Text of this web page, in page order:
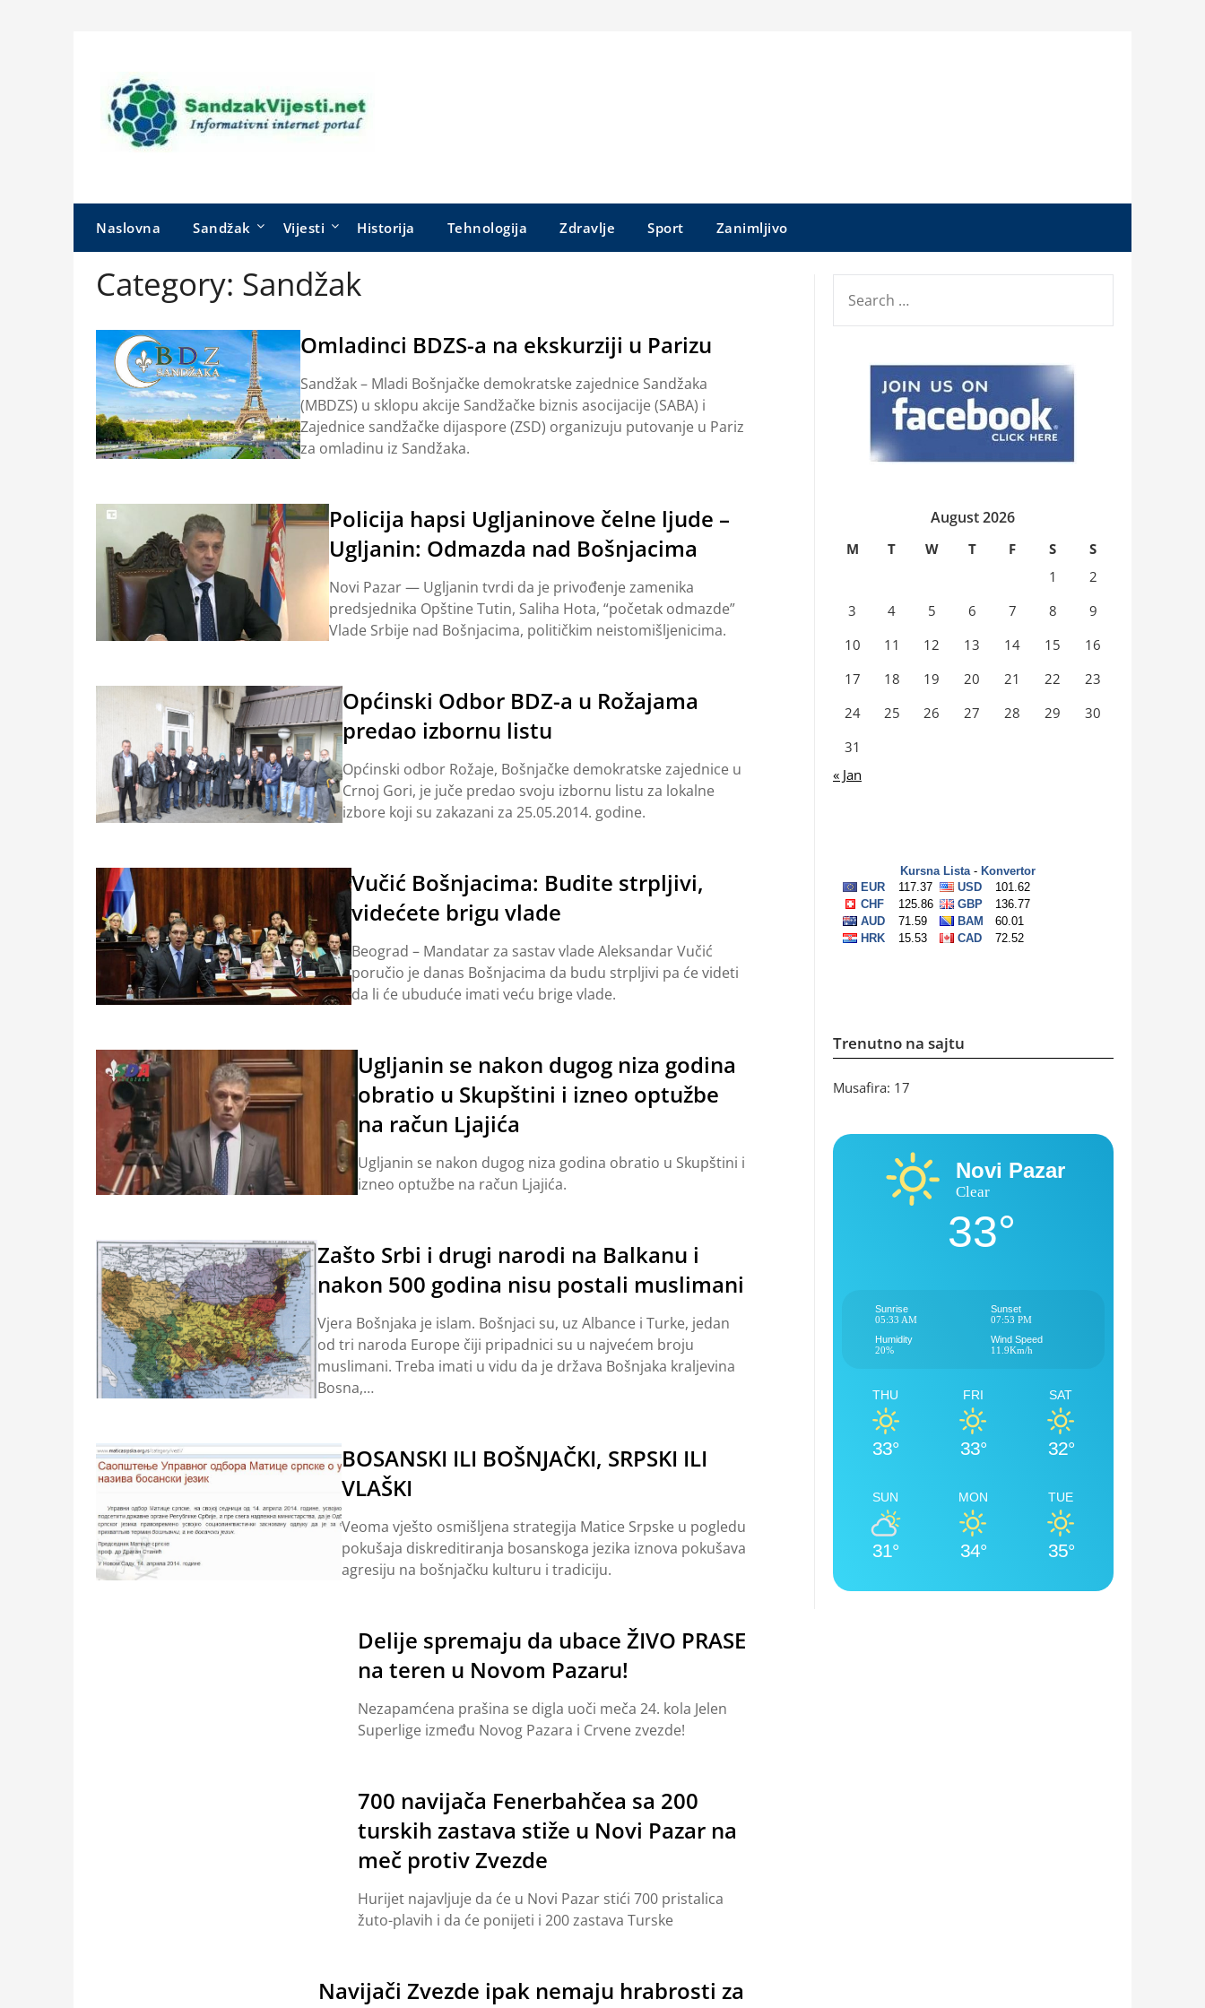
Naslovna Sandžak Vijesti Historija Tehnologija Zdravlje Sport Zanimljivo
Category: Sandžak
Omladinci BDZS-a na ekskurziji u Parizu
Sandžak – Mladi Bošnjačke demokratske zajednice Sandžaka
(MBDZS) u sklopu akcije Sandžačke biznis asocijacije (SABA) i
Zajednice sandžačke dijaspore (ZSD) organizuju putovanje u Pariz
za omladinu iz Sandžaka.
Policija hapsi Ugljaninove čelne ljude –
Ugljanin: Odmazda nad Bošnjacima
Novi Pazar — Ugljanin tvrdi da je privođenje zamenika
predsjednika Opštine Tutin, Saliha Hota, “početak odmazde”
Vlade Srbije nad Bošnjacima, političkim neistomišljenicima.
Općinski Odbor BDZ-a u Rožajama
predao izbornu listu
Općinski odbor Rožaje, Bošnjačke demokratske zajednice u
Crnoj Gori, je juče predao svoju izbornu listu za lokalne
izbore koji su zakazani za 25.05.2014. godine.
Vučić Bošnjacima: Budite strpljivi,
videćete brigu vlade
Beograd – Mandatar za sastav vlade Aleksandar Vučić
poručio je danas Bošnjacima da budu strpljivi pa će videti
da li će ubuduće imati veću brige vlade.
Ugljanin se nakon dugog niza godina
obratio u Skupštini i izneo optužbe
na račun Ljajića
Ugljanin se nakon dugog niza godina obratio u Skupštini i
izneo optužbe na račun Ljajića.
Zašto Srbi i drugi narodi na Balkanu i
nakon 500 godina nisu postali muslimani
Vjera Bošnjaka je islam. Bošnjaci su, uz Albance i Turke, jedan
od tri naroda Europe čiji pripadnici su u najvećem broju
muslimani. Treba imati u vidu da je država Bošnjaka kraljevina
Bosna,…
BOSANSKI ILI BOŠNJAČKI, SRPSKI ILI
VLAŠKI
Veoma vješto osmišljena strategija Matice Srpske u pogledu
pokušaja diskreditiranja bosanskoga jezika iznova pokušava
agresiju na bošnjačku kulturu i tradiciju.
Delije spremaju da ubace ŽIVO PRASE
na teren u Novom Pazaru!
Nezapamćena prašina se digla uoči meča 24. kola Jelen
Superlige između Novog Pazara i Crvene zvezde!
700 navijača Fenerbahčea sa 200
turskih zastava stiže u Novi Pazar na
meč protiv Zvezde
Hurijet najavljuje da će u Novi Pazar stići 700 pristalica
žuto-plavih i da će ponijeti i 200 zastava Turske
Navijači Zvezde ipak nemaju hrabrosti za
FOR:
August 2026
M T W T F S
S
1
2
3
4 5 6 7 8
9
10
11 12 13 14 15
16
17
18 19 20 21 22
23
24
25 26 27 28 29
30
31
« Jan
Trenutno na sajtu
Musafira: 17
Novi Pazar
Clear
33°
Sunrise
05:33 AM
Sunset
07:53 PM
Humidity
20%
Wind Speed
11.9Km/h
THU
33°
FRI
33°
SAT
32°
SUN
31°
MON
34°
TUE
35°